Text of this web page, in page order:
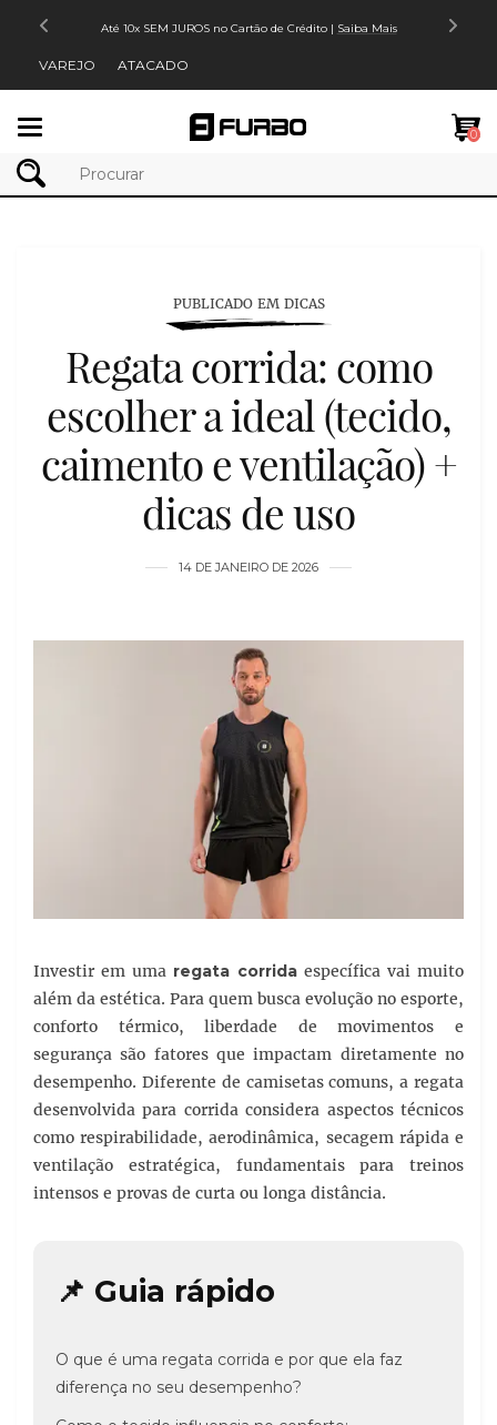
Até 10x SEM JUROS no Cartão de Crédito | Saiba Mais
VAREJO ATACADO
0
PUBLICADO EM DICAS
Regata corrida: como
escolher a ideal (tecido,
caimento e ventilação) +
dicas de uso
14 DE JANEIRO DE 2026
Investir em uma regata corridaespecífica vai muito
além da estética. Para quem busca evolução no esporte,
conforto térmico, liberdade de movimentos e
segurança são fatores que impactam diretamente no
desempenho. Diferente de camisetas comuns, a regata
desenvolvida para corrida considera aspectos técnicos
como respirabilidade, aerodinâmica, secagem rápida e
ventilação estratégica, fundamentais para treinos
intensos e provas de curta ou longa distância.
📌 Guia rápido
O que é uma regata corrida e por que ela faz
diferença no seu desempenho?